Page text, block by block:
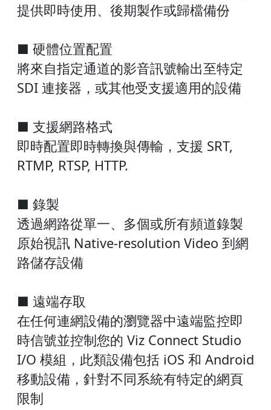
提供即時使用、後期製作或歸檔備份
■ 硬體位置配置
將來自指定通道的影音訊號輸出至特定
SDI 連接器，或其他受支援適用的設備
■ 支援網路格式
即時配置即時轉換與傳輸，支援 SRT,
RTMP, RTSP, HTTP.
■ 錄製
透過網路從單一、多個或所有頻道錄製
原始視訊 Native-resolution Video 到網
路儲存設備
■ 遠端存取
在任何連網設備的瀏覽器中遠端監控即
時信號並控制您的 Viz Connect Studio
I/O 模組，此類設備包括 iOS 和 Android
移動設備，針對不同系統有特定的網頁
限制